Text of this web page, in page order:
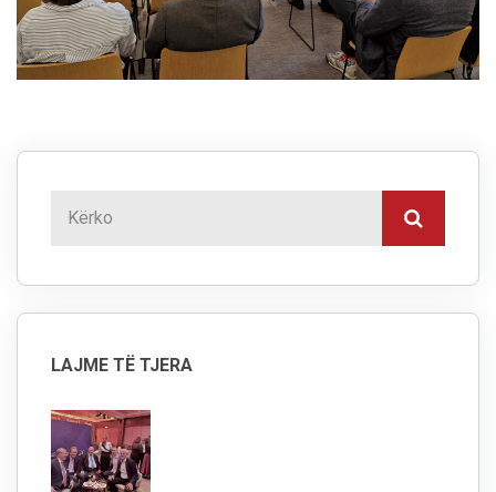
LAJME TË TJERA